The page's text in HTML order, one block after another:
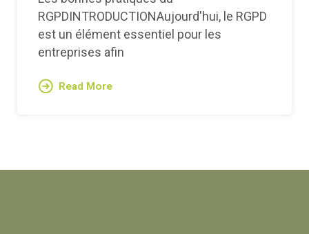
RGPDINTRODUCTIONAujourd'hui, le RGPD
est un élément essentiel pour les
entreprises afin
Read More